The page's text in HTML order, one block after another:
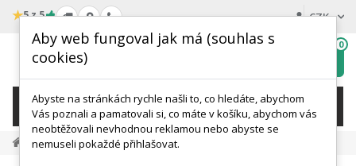
★5 z 5 CZK
wishlist
0
KATEGORIE
Model Ženských Prsů
Aby web fungoval jak má (souhlas s
cookies)
Abyste na stránkách rychle našli to, co hledáte, abychom
Vás poznali a pamatovali si, co máte v košíku, abychom vás
neobtěžovali nevhodnou reklamou nebo abyste se
nemuseli pokaždé přihlašovat.